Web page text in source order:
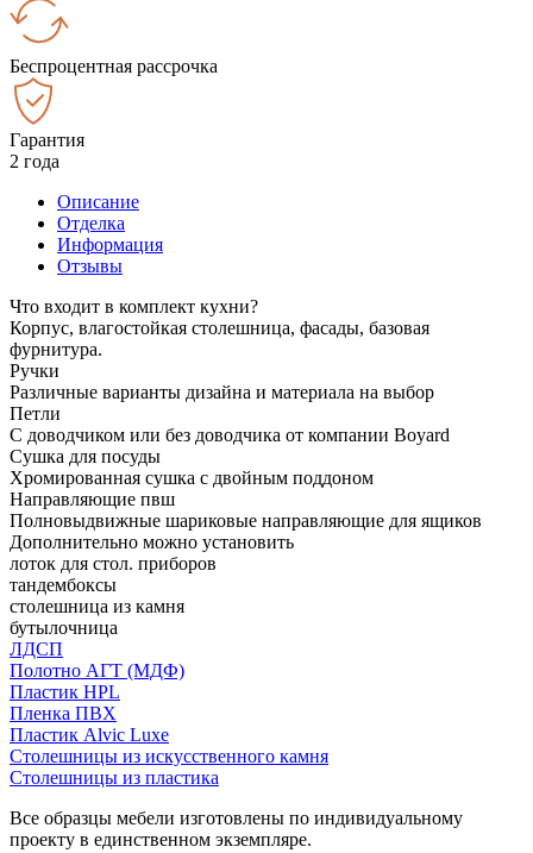
Беспроцентная рассрочка
Гарантия
2 года
Описание
Отделка
Информация
Отзывы
Что входит в комплект кухни?
Корпус, влагостойкая столешница, фасады, базовая
фурнитура.
Ручки
Различные варианты дизайна и материала на выбор
Петли
С доводчиком или без доводчика от компании Boyard
Сушка для посуды
Хромированная сушка с двойным поддоном
Направляющие пвш
Полновыдвижные шариковые направляющие для ящиков
Дополнительно можно установить
лоток для стол. приборов
тандембоксы
столешница из камня
бутылочница
ЛДСП
Полотно АГТ (МДФ)
Пластик HPL
Пленка ПВХ
Пластик Alvic Luxe
Столешницы из искусственного камня
Столешницы из пластика
Все образцы мебели изготовлены по индивидуальному
проекту в единственном экземпляре.